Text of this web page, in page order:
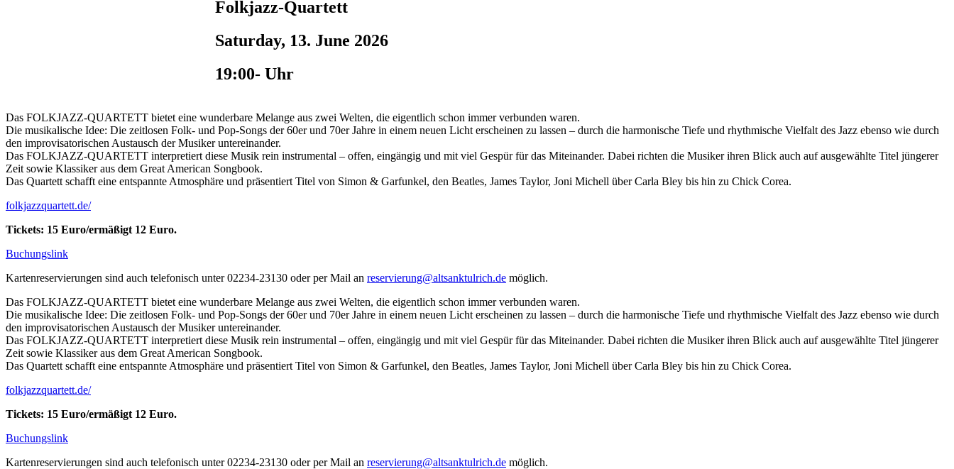
Folkjazz-Quartett
Saturday, 13. June 2026
19:00- Uhr
Das FOLKJAZZ-QUARTETT bietet eine wunderbare Melange aus zwei Welten, die eigentlich schon immer verbunden waren.
Die musikalische Idee: Die zeitlosen Folk- und Pop-Songs der 60er und 70er Jahre in einem neuen Licht erscheinen zu lassen – durch die harmonische Tiefe und rhythmische Vielfalt des Jazz ebenso wie durch
den improvisatorischen Austausch der Musiker untereinander.
Das FOLKJAZZ-QUARTETT interpretiert diese Musik rein instrumental – offen, eingängig und mit viel Gespür für das Miteinander. Dabei richten die Musiker ihren Blick auch auf ausgewählte Titel jüngerer
Zeit sowie Klassiker aus dem Great American Songbook.
Das Quartett schafft eine entspannte Atmosphäre und präsentiert Titel von Simon & Garfunkel, den Beatles, James Taylor, Joni Michell über Carla Bley bis hin zu Chick Corea.
folkjazzquartett.de/
Tickets: 15 Euro/ermäßigt 12 Euro.
Buchungslink
Kartenreservierungen sind auch telefonisch unter 02234-23130 oder per Mail an reservierung@altsanktulrich.de möglich.
Das FOLKJAZZ-QUARTETT bietet eine wunderbare Melange aus zwei Welten, die eigentlich schon immer verbunden waren.
Die musikalische Idee: Die zeitlosen Folk- und Pop-Songs der 60er und 70er Jahre in einem neuen Licht erscheinen zu lassen – durch die harmonische Tiefe und rhythmische Vielfalt des Jazz ebenso wie durch
den improvisatorischen Austausch der Musiker untereinander.
Das FOLKJAZZ-QUARTETT interpretiert diese Musik rein instrumental – offen, eingängig und mit viel Gespür für das Miteinander. Dabei richten die Musiker ihren Blick auch auf ausgewählte Titel jüngerer
Zeit sowie Klassiker aus dem Great American Songbook.
Das Quartett schafft eine entspannte Atmosphäre und präsentiert Titel von Simon & Garfunkel, den Beatles, James Taylor, Joni Michell über Carla Bley bis hin zu Chick Corea.
folkjazzquartett.de/
Tickets: 15 Euro/ermäßigt 12 Euro.
Buchungslink
Kartenreservierungen sind auch telefonisch unter 02234-23130 oder per Mail an reservierung@altsanktulrich.de möglich.